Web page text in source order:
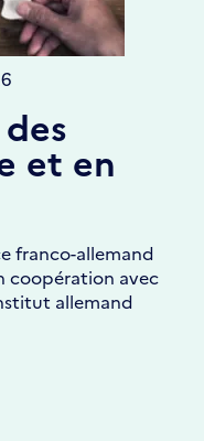
et en
franco-allemand
coopération avec
allemand